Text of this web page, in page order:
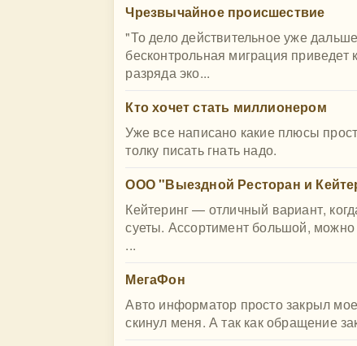
Чрезвычайное происшествие
"То дело действительное уже
бесконтрольная миграция
разряда эко...
Кто хочет стать миллионером
Уже все написано какие плюсы
толку писать гнать надо.
ООО "Выездной Ресторан и
Кейтеринг — отличный вариант,
суеты. Ассортимент большой,
...
МегаФон
Авто информатор просто закрыл
скинул меня. А так как обращение